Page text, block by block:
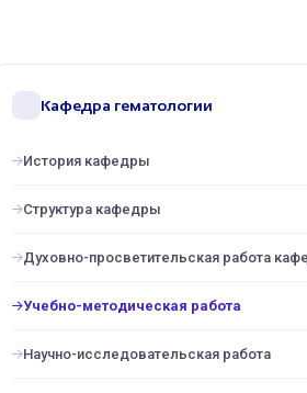
Кафедра гематологии
История кафедры
Структура кафедры
Духовно-просветительская работа
Учебно-методическая работа
Научно-исследовательская работа